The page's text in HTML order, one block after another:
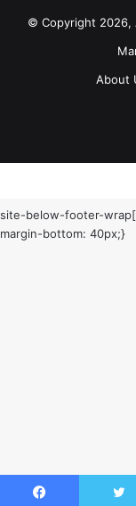
About
margin-bottom: 40px;}